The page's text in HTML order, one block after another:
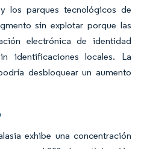
los parques tecnológicos de
sin explotar porque las
electrónica de identidad
identificaciones locales. La
desbloquear un aumento
exhibe una concentración